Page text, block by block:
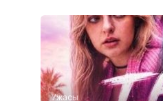
Ужасы